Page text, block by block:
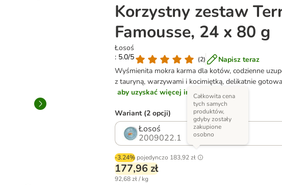
Korzystny zestaw
Famousse, 24 x 80 g
Łosoś
: 5.0/5
(2)
Napisz teraz
Wyśmienita mokra karma dla kotów, codzienne
z tauryną, warzywami i kocimiętką, delikatnie
aby uzyskać więcej informacji...
Wariant (2 opcji)
Łosoś
2009022.1
-3.24% pojedynczo 183,92 zł
Całkowita cena
tych samych
produktów,
gdyby zostały
zakupione
osobno
177,96 zł
92,68 zł / kg